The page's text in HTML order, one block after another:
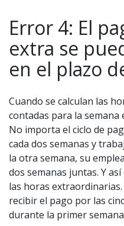
Error 4: El
extra se
en el plazo
Cuando se calculan las
contadas para la semana
No importa el ciclo de
cada dos semanas y
la otra semana, su
dos semanas juntas. Y
las horas
recibir el pago por las
durante la primer